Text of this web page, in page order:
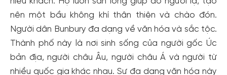
nên một bầu không khí thân thiện và chào đón.
Người dân Bunbury đa dạng về văn hóa và sắc tộc.
Thành phố này là nơi sinh sống của người gốc Úc
bản địa, người châu Âu, người châu Á và người từ
nhiều quốc gia khác nhau. Sự đa dạng văn hóa này